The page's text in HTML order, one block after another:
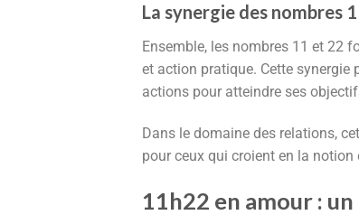
La synergie des nombres
Ensemble, les nombres 11 et 22
et action pratique. Cette synergie
actions pour atteindre ses
Dans le domaine des relations,
pour ceux qui croient en la
11h22 en amour :